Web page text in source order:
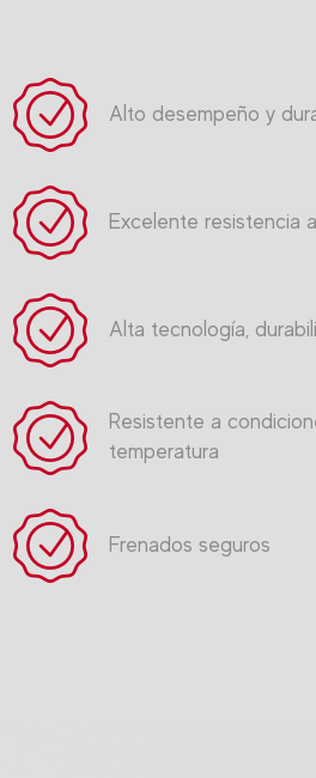
Alto desempeño y
Excelente resistencia
Alta tecnología,
Resistente a
temperatura
Frenados seguros